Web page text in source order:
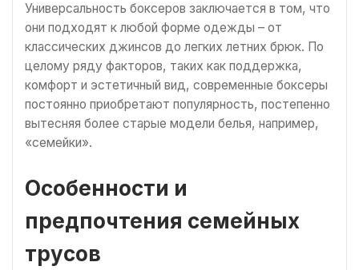
Универсальность боксеров заключается в том, что
они подходят к любой форме одежды – от
классических джинсов до легких летних брюк. По
целому ряду факторов, таких как поддержка,
комфорт и эстетичный вид, современные боксеры
постоянно приобретают популярность, постепенно
вытесняя более старые модели белья, например,
«семейки».
Особенности и
предпочтения семейных
трусов